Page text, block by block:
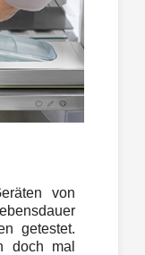
von
getestet.
doch mal